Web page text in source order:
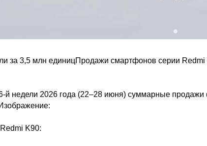
за 3,5 млн единицПродажи смартфонов серии
й недели 2026 года (22–28 июня) суммарные продажи
K90: